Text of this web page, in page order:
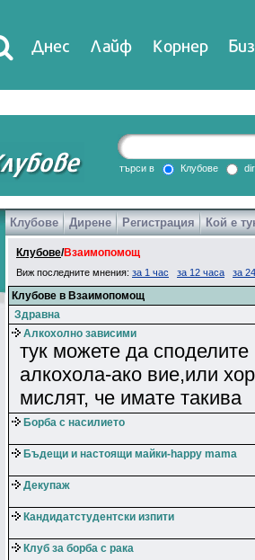
Днес Лайф Корнер
DirTV Impressio
Games
търси в Клубове
Клубове Дирене Регистрация Кой е
Клубове/Взаимопомощ
Виж последните мнения: за 1 час за 12 часа за
Клубове в Взаимопомощ
Здравна
Алкохолно зависими
тук можете да
алкохола-ако вие,или
мислят, че имате такива
Борба с насилието
Бъдещи и настоящи майки-happy mama
Декупаж
Кандидатстудентски изпити
Клуб за борба с рака